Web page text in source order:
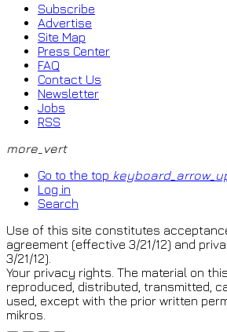
Subscribe
Advertise
Site Map
Press Center
FAQ
Contact Us
Newsletter
Jobs
RSS
more_vert
Go to the top
Log in
Search
Use of this site constitutes
agreement (effective 3/21/12) and
3/21/12).
Your privacy rights. The material on
reproduced, distributed, transmitted,
used, except with the prior written
mikros.